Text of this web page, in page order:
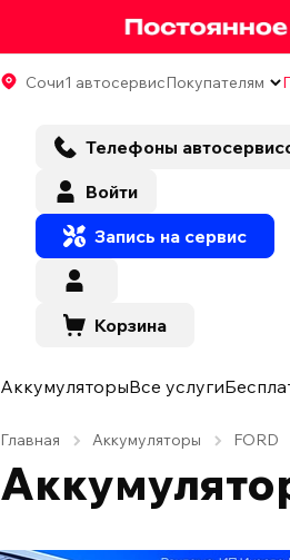
Сочи1 автосервисПокупателям
Телефоны
Войти
Запись на сервис
Корзина
АккумуляторыВсе услуги
Главная Аккумуляторы FORD